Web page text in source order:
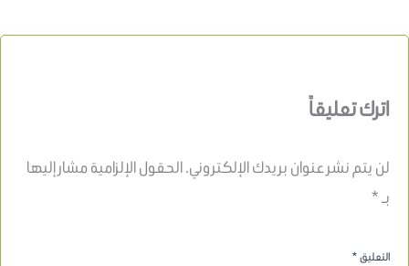
اترك تعليقاً
لن يتم نشر عنوان بريدك الإلكتروني.الحقول الإلزامية مشار إليها
بـ*
التعليق*